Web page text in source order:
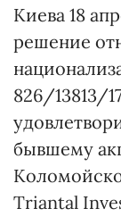
Киева 18
решение
826/13813/
бывшему
Triantal